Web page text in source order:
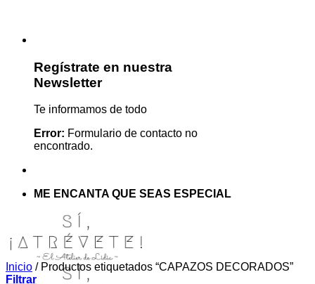
Regístrate en nuestra
Newsletter
Te informamos de todo
Error: Formulario de contacto no
encontrado.
ME ENCANTA QUE SEAS ESPECIAL
Inicio /Productos etiquetados “CAPAZOS DECORADOS”
Filtrar